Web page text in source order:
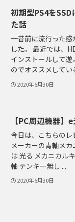
初期型PS4を
た話
一昔前に流行った感
した。 最近では、
インストールして
のでオススメしてい
2020年6月30日
【PC周辺機器
今日は、こちらの
メーカーの青軸メ
は 光る メカニカル
軸 テンキー無し ...
2020年6月30日